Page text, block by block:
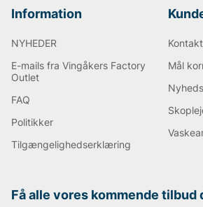
Information
NYHEDER
E-mails fra Vingåkers Factory
Outlet
FAQ
Politikker
Tilgængelighedserklæring
Mål
Få alle vores kommende tilbud